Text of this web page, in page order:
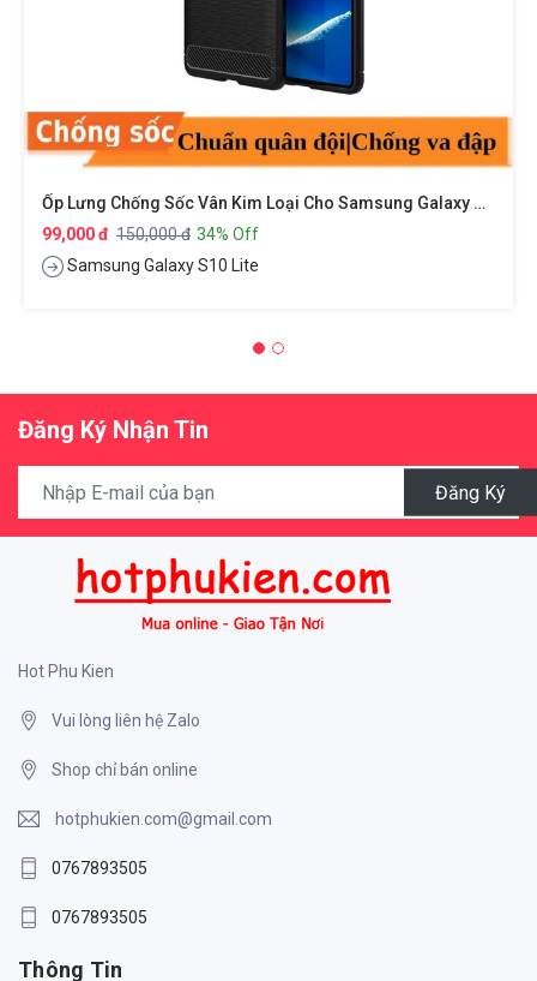
Ốp Lưng Chống Sốc Vân Kim Loại Cho Samsung Galaxy S10 Lite Hiệu Likgus (bảo Vệ Máy, Chống Va Đập)
99,000 đ 150,000 đ 34% Off
Samsung Galaxy S10 Lite
Đăng Ký Nhận Tin
Đăng Ký
Hot Phu Kien
Vui lòng liên hệ Zalo
Shop chỉ bán online
hotphukien.com@gmail.com
0767893505
0767893505
Thông Tin